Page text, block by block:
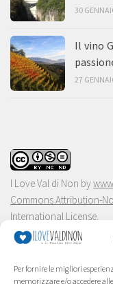
Per fornire le migliori
memorizzare e/o accedere
30
Il vino
27
I Love Val di Non by
Commons Attribution-
International License